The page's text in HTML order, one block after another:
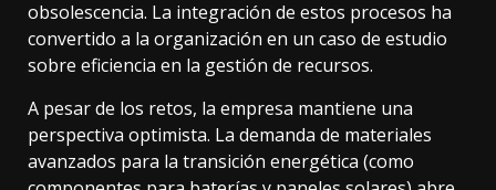
obsolescencia. La integración de estos procesos ha
convertido a la organización en un caso de estudio
sobre eficiencia en la gestión de recursos.
A pesar de los retos, la empresa mantiene una
perspectiva optimista. La demanda de materiales
avanzados para la transición energética (como